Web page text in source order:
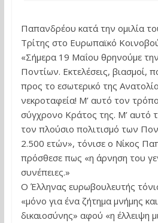
Παπανδρέου κατά την ομιλία
Τρίτης στο Ευρωπαϊκό
«Σήμερα 19 Μαΐου θρηνούμε
Ποντίων. Εκτελέσεις, βιασμοί,
προς το εσωτερικό της
νεκροταφεία! Μ’ αυτό τον
σύγχρονο Κράτος της. Μ’ αυτό
τον πλούσιο πολιτισμό των
2.500 ετών», τόνισε ο Νίκος
πρόσθεσε πως «η άρνηση του
συνέπειες.»
Ο Έλληνας ευρωβουλευτής
«μόνο για ένα ζήτημα μνήμης
δικαιοσύνης» αφού «η έλλειψη